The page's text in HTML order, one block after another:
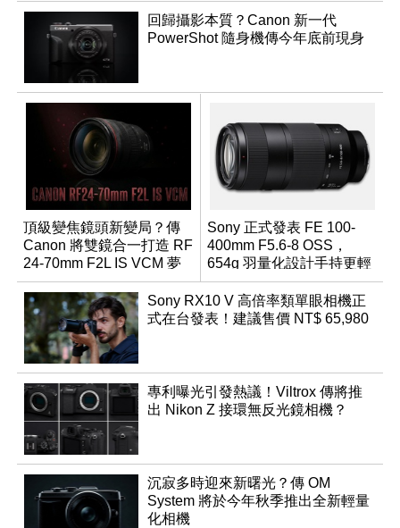
回歸攝影本質？Canon 新一代
PowerShot 隨身機傳今年底前現身
頂級變焦鏡頭新變局？傳
Canon 將雙鏡合一打造 RF
24-70mm F2L IS VCM 夢
幻規格
Sony 正式發表 FE 100-
400mm F5.6-8 OSS，
654g 羽量化設計手持更輕
鬆
Sony RX10 V 高倍率類單眼相機正
式在台發表！建議售價 NT$ 65,980
專利曝光引發熱議！Viltrox 傳將推
出 Nikon Z 接環無反光鏡相機？
沉寂多時迎來新曙光？傳 OM
System 將於今年秋季推出全新輕量
化相機